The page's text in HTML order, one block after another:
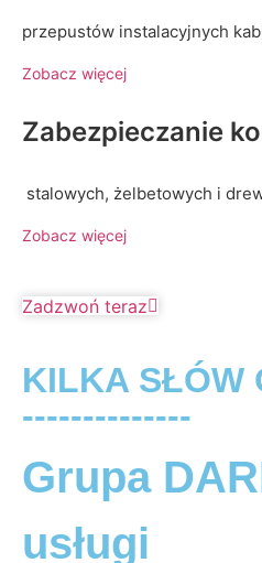
przepustów instalacyjnych
Zobacz więcej
Zabezpieczanie
stalowych, żelbetowych i
Zobacz więcej
Zadzwoń teraz
KILKA SŁÓW
--------------
Grupa
usługi